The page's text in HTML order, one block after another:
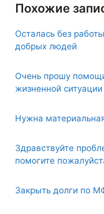
Похожие
Осталась без
добрых людей
Очень прошу
жизненной ситуации
Нужна
Здравствуйте
помогите
Закрыть долги по